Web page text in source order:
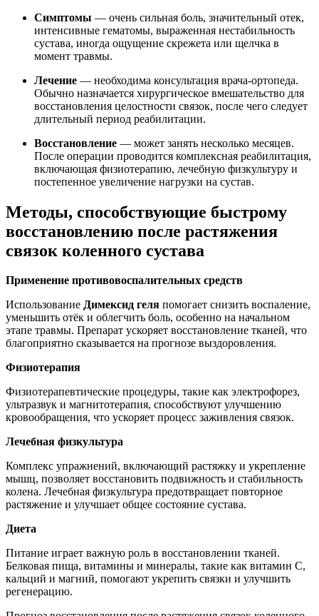
Симптомы — очень сильная боль, значительный отек,
интенсивные гематомы, выраженная нестабильность
сустава, иногда ощущение скрежета или щелчка в
момент травмы.
Лечение — необходима консультация врача-ортопеда.
Обычно назначается хирургическое вмешательство для
восстановления целостности связок, после чего следует
длительный период реабилитации.
Восстановление — может занять несколько месяцев.
После операции проводится комплексная реабилитация,
включающая физиотерапию, лечебную физкультуру и
постепенное увеличение нагрузки на сустав.
Методы, способствующие быстрому
восстановлению после растяжения
связок коленного сустава
Применение противовоспалительных средств
Использование Димексид геля помогает снизить воспаление,
уменьшить отёк и облегчить боль, особенно на начальном
этапе травмы. Препарат ускоряет восстановление тканей, что
благоприятно сказывается на прогнозе выздоровления.
Физиотерапия
Физиотерапевтические процедуры, такие как электрофорез,
ультразвук и магнитотерапия, способствуют улучшению
кровообращения, что ускоряет процесс заживления связок.
Лечебная физкультура
Комплекс упражнений, включающий растяжку и укрепление
мышц, позволяет восстановить подвижность и стабильность
колена. Лечебная физкультура предотвращает повторное
растяжение и улучшает общее состояние сустава.
Диета
Питание играет важную роль в восстановлении тканей.
Белковая пища, витамины и минералы, такие как витамин С,
кальций и магний, помогают укрепить связки и улучшить
регенерацию.